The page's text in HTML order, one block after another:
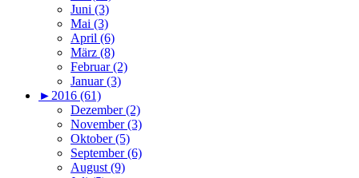
Juni (3)
Mai (3)
April (6)
März (8)
Februar (2)
Januar (3)
►2016 (61)
Dezember (2)
November (3)
Oktober (5)
September (6)
August (9)